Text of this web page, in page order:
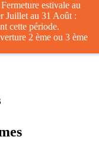
Fermeture estivale au
Juillet au 31 Août :
cette période.
2 ème ou 3 ème